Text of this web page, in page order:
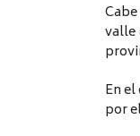
valle
En
por